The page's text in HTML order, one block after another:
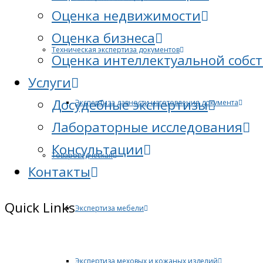
Техническая экспертиза документов
Экспертиза давности изготовления документа
Товароведческая
Экспертиза мебели
Оценка недвижимости
Оценка бизнеса
Оценка интеллектуальной
Услуги
Досудебные экспертизы
Лабораторные исследования
Консультации
Контакты
Quick Links